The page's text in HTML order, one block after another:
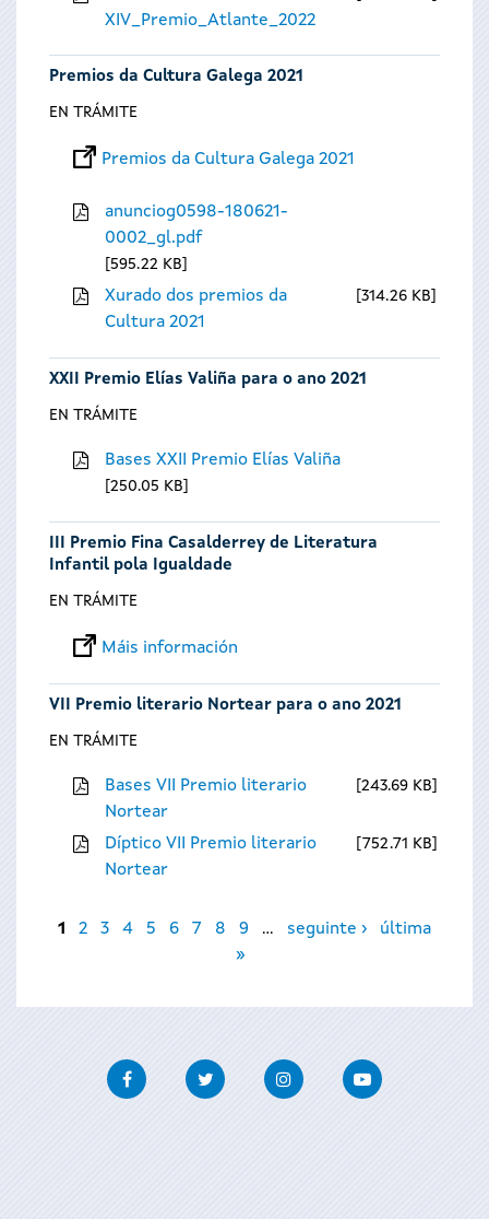
XIV_Premio_Atlante_2022
Premios da Cultura Galega 2021
EN TRÁMITE
Premios da Cultura Galega 2021
anunciog0598-180621-
0002_gl.pdf
595.22 KB
Xurado dos premios da
Cultura 2021
314.26 KB
XXII Premio Elías Valiña para o ano 2021
EN TRÁMITE
Bases XXII Premio Elías Valiña
250.05 KB
III Premio Fina Casalderrey de Literatura
Infantil pola Igualdade
EN TRÁMITE
Máis información
VII Premio literario Nortear para o ano 2021
EN TRÁMITE
Bases VII Premio literario
Nortear
243.69 KB
Díptico VII Premio literario
Nortear
752.71 KB
Páxinas
1 2 3 4 5 6 7 8 9 … seguinte ›
última
»
FacebookTwitter InstagramYoutube